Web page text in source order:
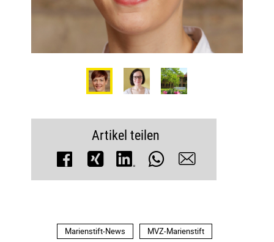
Artikel teilen
Marienstift-News MVZ-Marienstift